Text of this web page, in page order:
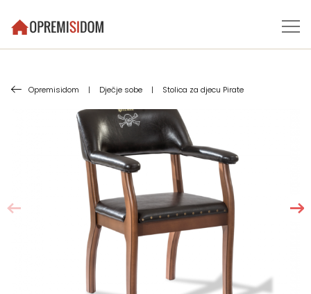
Opremisidom | Dječje sobe | Stolica za djecu Pirate